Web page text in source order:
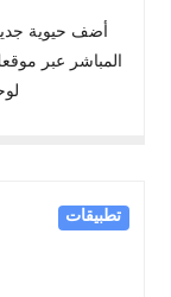
أضف حيوية
المباشر عبر
تطبيقات